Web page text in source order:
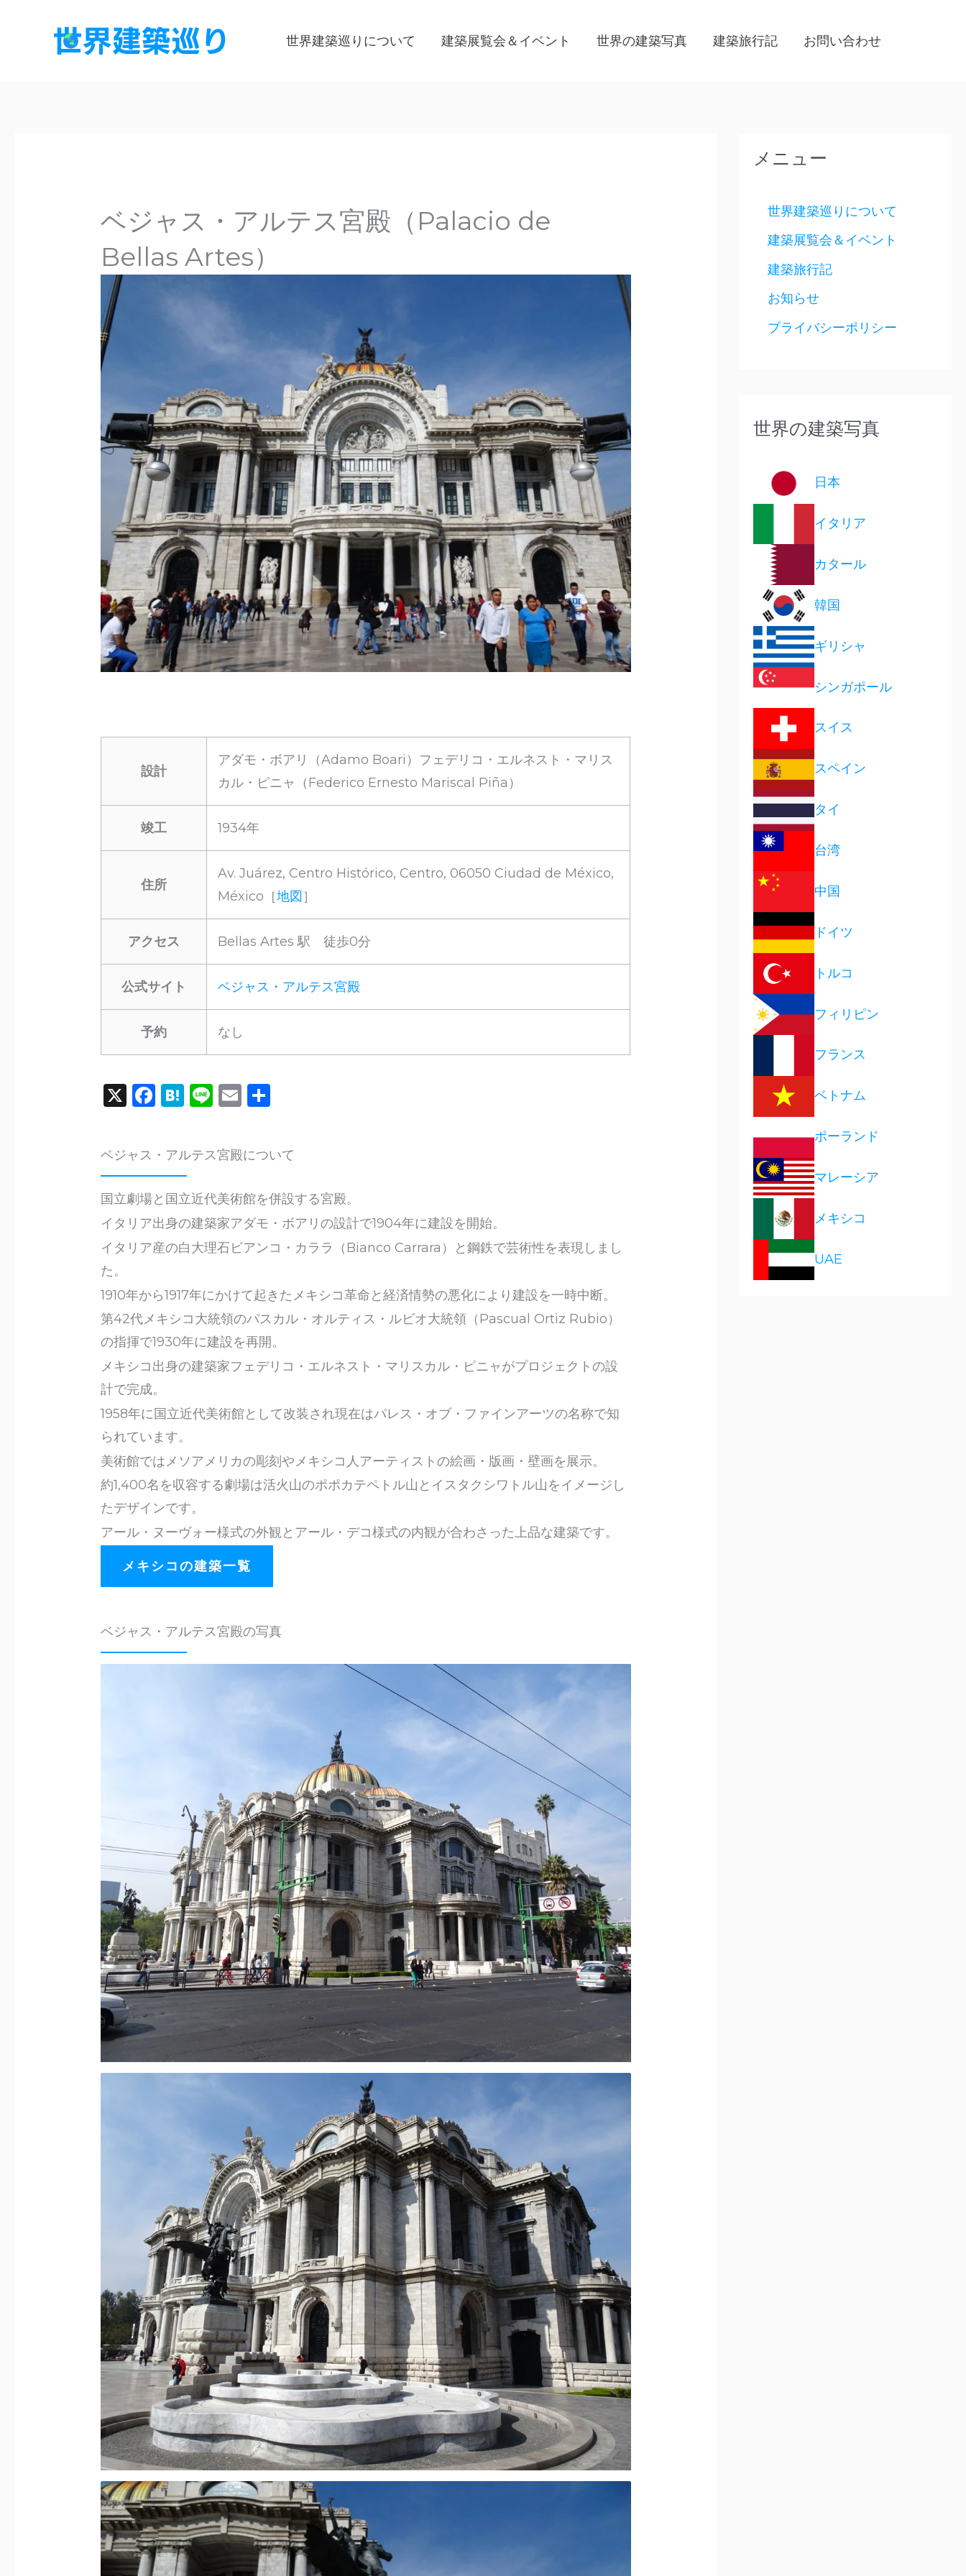
世界建築巡りについて 建築展覧会＆イベント 世界の建築写真 建築旅行記 お問い合わせ
ベジャス・アルテス宮殿（Palacio de
Bellas Artes）
設計
アダモ・ボアリ（Adamo Boari）フェデリコ・エルネスト・マリス
カル・ピニャ（Federico Ernesto Mariscal Piña）
竣工 1934年
住所
Av. Juárez, Centro Histórico, Centro, 06050 Ciudad de México,
México［地図 ］
アクセス Bellas Artes 駅 徒歩0分
公式サイト ベジャス・アルテス宮殿
予約 なし
F
e
b
o
o
k
E
l
Li
e
H
n
a
X
ベジャス・アルテス宮殿について
国立劇場と国立近代美術館を併設する宮殿。
イタリア出身の建築家アダモ・ボアリの設計で1904年に建設を開始。
イタリア産の白大理石ビアンコ・カララ（Bianco Carrara）と鋼鉄で芸術性を表現しまし
た。
1910年から1917年にかけて起きたメキシコ革命と経済情勢の悪化により建設を一時中断。
第42代メキシコ大統領のパスカル・オルティス・ルビオ大統領（Pascual Ortiz Rubio）
の指揮で1930年に建設を再開。
メキシコ出身の建築家フェデリコ・エルネスト・マリスカル・ピニャがプロジェクトの設
計で完成。
1958年に国立近代美術館として改装され現在はパレス・オブ・ファインアーツの名称で知
られています。
美術館ではメソアメリカの彫刻やメキシコ人アーティストの絵画・版画・壁画を展示。
約1,400名を収容する劇場は活火山のポポカテペトル山とイスタクシワトル山をイメージし
たデザインです。
アール・ヌーヴォー様式の外観とアール・デコ様式の内観が合わさった上品な建築です。
メキシコの建築一覧
ベジャス・アルテス宮殿の写真
メニュー
世界建築巡りについて
建築展覧会＆イベント
建築旅行記
お知らせ
プライバシーポリシー
世界の建築写真
日本
イタリア
カタール
韓国
ギリシャ
シンガポール
スイス
スペイン
タイ
台湾
中国
ドイツ
トルコ
フィリピン
フランス
ベトナム
ポーランド
マレーシア
メキシコ
UAE